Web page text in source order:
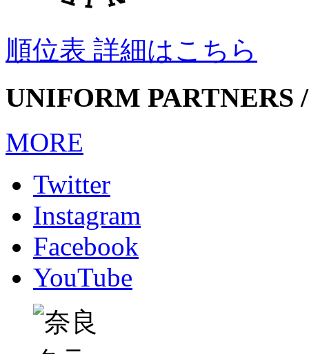
順位表 詳細はこちら
UNIFORM PARTNERS
MORE
Twitter
Instagram
Facebook
YouTube